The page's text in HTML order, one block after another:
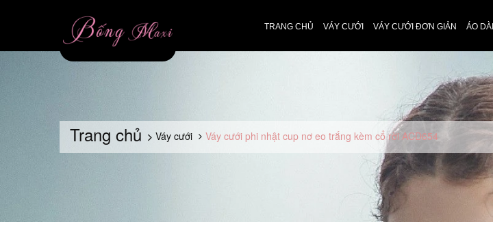
TRANG CHỦ VÁY CƯỚI VÁY CƯỚI ĐƠN GIẢN ÁO DÀI
Trang chủ Váy cưới Váy cưới phi nhật cup nơ eo trắng kèm cổ rời ACD654